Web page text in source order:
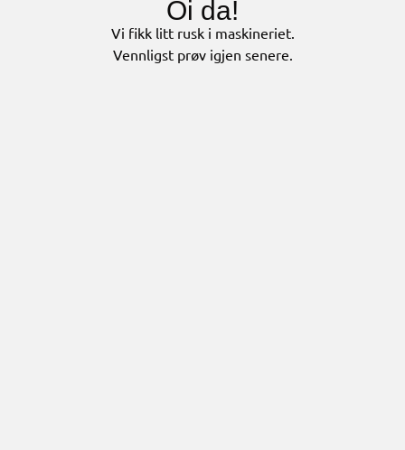
Oi da!
Vi fikk litt rusk i maskineriet.
Vennligst prøv igjen senere.